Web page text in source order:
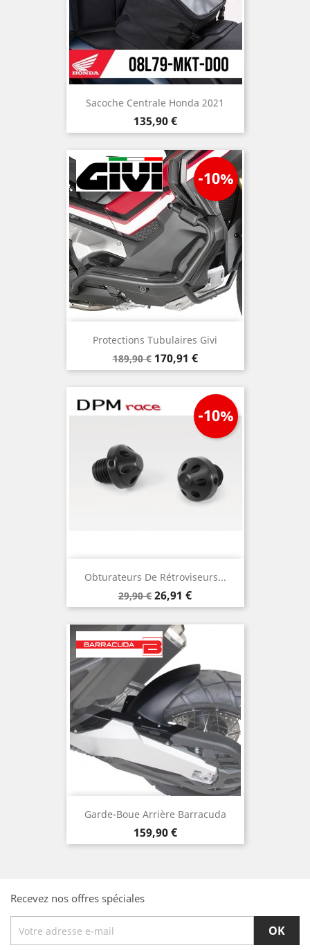
Sacoche Centrale Honda 2021
Prix
135,90 €
Protections Tubulaires Givi
Prix
de
base
189,90 €
-10%
Prix
170,91 €
Obturateurs De Rétroviseurs...
Prix
de
base
29,90 €
-10%
Prix
26,91 €
Garde-Boue Arrière Barracuda
Prix
159,90 €
Recevez nos offres spéciales